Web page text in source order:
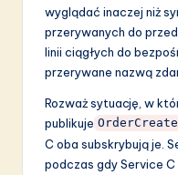
wyglądać inaczej niż
przerywanych do
linii ciągłych do
przerywane nazwą
Rozważ sytuację, w
publikuje
C oba subskrybują je.
podczas gdy Service